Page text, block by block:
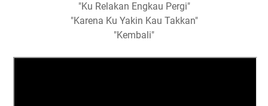
"Ku Relakan Engkau Pergi"
"Karena Ku Yakin Kau Takkan"
"Kembali"